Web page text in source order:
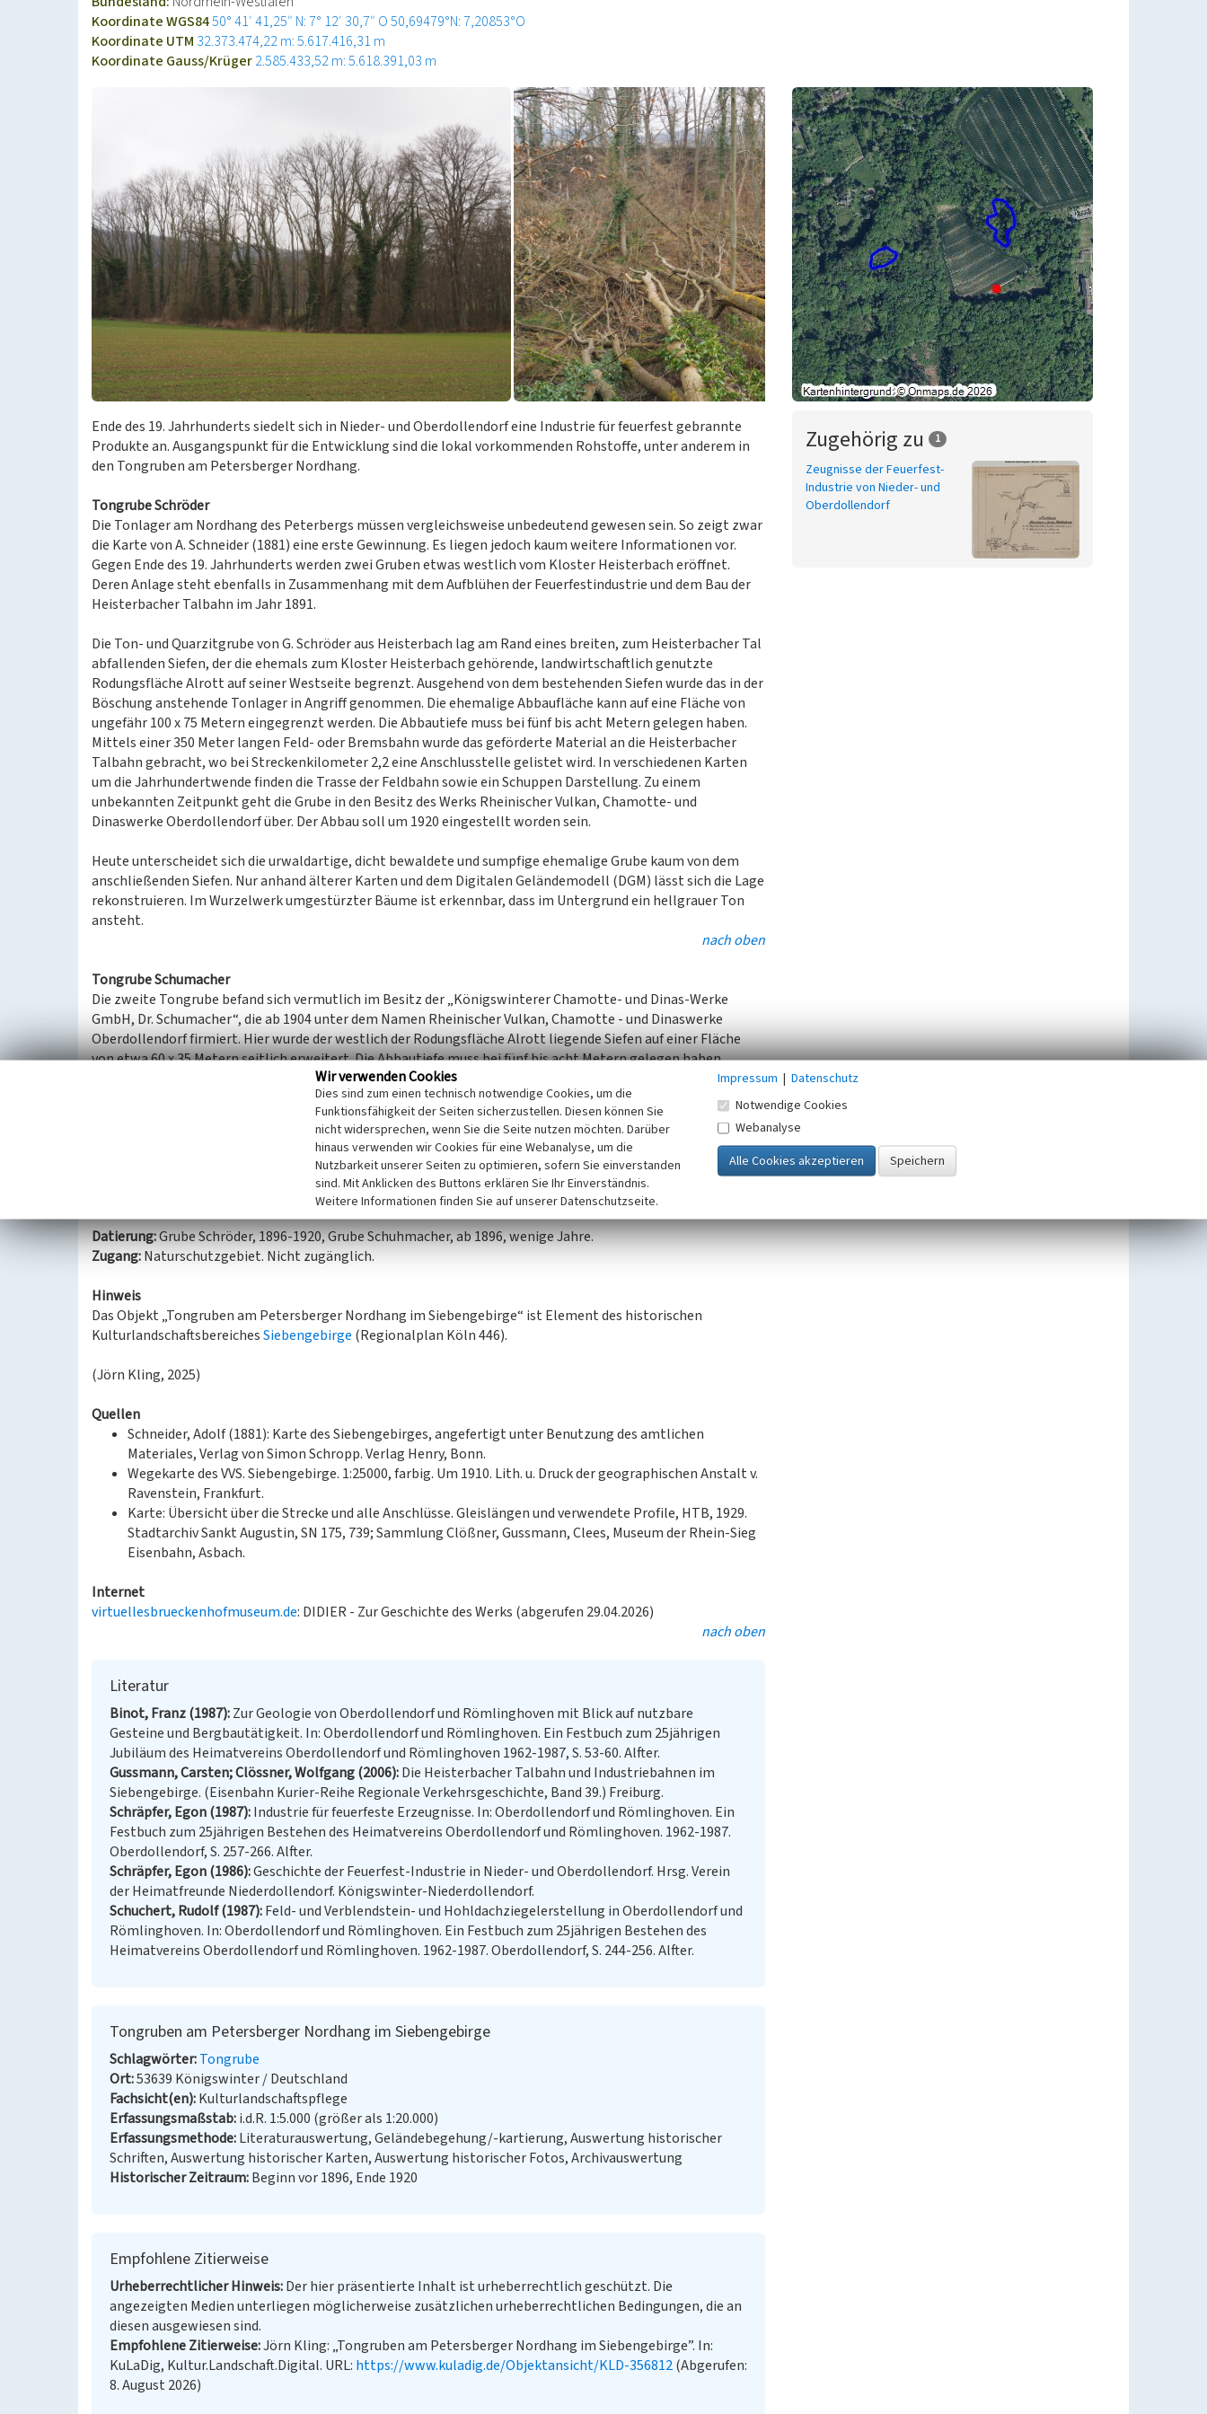
Koordinate WGS8450° 41′ 41,25″ N: 7° 12′ 30,7″ O50,69479°N: 7,20853°O
Koordinate UTM 32.373.474,22 m: 5.617.416,31 m
Koordinate Gauss/Krüger2.585.433,52 m: 5.618.391,03 m
Ende des 19. Jahrhunderts siedelt sich in Nieder- und Oberdollendorf eine Industrie für feuerfest gebrannte
Produkte an. Ausgangspunkt für die Entwicklung sind die lokal vorkommenden Rohstoffe, unter anderem in
den Tongruben am Petersberger Nordhang.
Tongrube Schröder
Die Tonlager am Nordhang des Peterbergs müssen vergleichsweise unbedeutend gewesen sein. So zeigt zwar
die Karte von A. Schneider (1881) eine erste Gewinnung. Es liegen jedoch kaum weitere Informationen vor.
Gegen Ende des 19. Jahrhunderts werden zwei Gruben etwas westlich vom Kloster Heisterbach eröffnet.
Deren Anlage steht ebenfalls in Zusammenhang mit dem Aufblühen der Feuerfestindustrie und dem Bau der
Heisterbacher Talbahn im Jahr 1891.
Die Ton- und Quarzitgrube von G. Schröder aus Heisterbach lag am Rand eines breiten, zum Heisterbacher Tal
abfallenden Siefen, der die ehemals zum Kloster Heisterbach gehörende, landwirtschaftlich genutzte
Rodungsfläche Alrott auf seiner Westseite begrenzt. Ausgehend von dem bestehenden Siefen wurde das in der
Böschung anstehende Tonlager in Angriff genommen. Die ehemalige Abbaufläche kann auf eine Fläche von
ungefähr 100 x 75 Metern eingegrenzt werden. Die Abbautiefe muss bei fünf bis acht Metern gelegen haben.
Mittels einer 350 Meter langen Feld- oder Bremsbahn wurde das geförderte Material an die Heisterbacher
Talbahn gebracht, wo bei Streckenkilometer 2,2 eine Anschlusstelle gelistet wird. In verschiedenen Karten
um die Jahrhundertwende finden die Trasse der Feldbahn sowie ein Schuppen Darstellung. Zu einem
unbekannten Zeitpunkt geht die Grube in den Besitz des Werks Rheinischer Vulkan, Chamotte- und
Dinaswerke Oberdollendorf über. Der Abbau soll um 1920 eingestellt worden sein.
Heute unterscheidet sich die urwaldartige, dicht bewaldete und sumpfige ehemalige Grube kaum von dem
anschließenden Siefen. Nur anhand älterer Karten und dem Digitalen Geländemodell (DGM) lässt sich die Lage
rekonstruieren. Im Wurzelwerk umgestürzter Bäume ist erkennbar, dass im Untergrund ein hellgrauer Ton
ansteht.
nach oben
Tongrube Schumacher
Die zweite Tongrube befand sich vermutlich im Besitz der „Königswinterer Chamotte- und Dinas-Werke
GmbH, Dr. Schumacher“, die ab 1904 unter dem Namen Rheinischer Vulkan, Chamotte - und Dinaswerke
Oberdollendorf firmiert. Hier wurde der westlich der Rodungsfläche Alrott liegende Siefen auf einer Fläche
von etwa 60 x 35 Metern seitlich erweitert. Die Abbautiefe muss bei fünf bis acht Metern gelegen haben.
Mittels einer 300 Meter langen Feld- oder Bremsbahn wurde das geförderte Material an die
Heisterbacher
gebracht. Dort gab es bei Streckenkilometer 2,92 eine Anschlussstelle, die jedoch nur wenige Jahre
Heute ist die Lage der ehemaligen Grube in einem urwaldartigen, sumpfigen Gelände mit zahlreichen
umgestürzten Bäumen, vergleichbar mit der Grube Schröder, nur anhand älterer Karten und dem Digitalen
Geländemodell (DGM) zu lokalisieren. Nichts deutet noch auf den damaligen Abbau hin.
Datierung:Grube Schröder, 1896-1920, Grube Schuhmacher, ab 1896, wenige Jahre.
Zugang:Naturschutzgebiet. Nicht zugänglich.
Hinweis
Das Objekt „Tongruben am Petersberger Nordhang im Siebengebirge“ ist Element des historischen
KulturlandschaftsbereichesSiebengebirge (Regionalplan Köln 446).
(Jörn Kling, 2025)
Quellen
Schneider, Adolf (1881): Karte des Siebengebirges, angefertigt unter Benutzung des amtlichen
Materiales, Verlag von Simon Schropp. Verlag Henry, Bonn.
Wegekarte des VVS. Siebengebirge. 1:25000, farbig. Um 1910. Lith. u. Druck der geographischen Anstalt v.
Ravenstein, Frankfurt.
Karte: Übersicht über die Strecke und alle Anschlüsse. Gleislängen und verwendete Profile, HTB, 1929.
Stadtarchiv Sankt Augustin, SN 175, 739; Sammlung Clößner, Gussmann, Clees, Museum der Rhein-Sieg
Eisenbahn, Asbach.
Internet
virtuellesbrueckenhofmuseum.de: DIDIER - Zur Geschichte des Werks (abgerufen 29.04.2026)
nach oben
Literatur
Binot, Franz (1987) Zur Geologie von Oberdollendorf und Römlinghoven mit Blick auf nutzbare
Gesteine und Bergbautätigkeit. In: Oberdollendorf und Römlinghoven. Ein Festbuch zum 25jährigen
Jubiläum des Heimatvereins Oberdollendorf und Römlinghoven 1962-1987, S. 53-60. Alfter.
Gussmann, Carsten; Clössner, Wolfgang (2006) Die Heisterbacher Talbahn und Industriebahnen im
Siebengebirge. (Eisenbahn Kurier-Reihe Regionale Verkehrsgeschichte, Band 39.) Freiburg.
Schräpfer, Egon (1987) Industrie für feuerfeste Erzeugnisse. In: Oberdollendorf und Römlinghoven. Ein
Festbuch zum 25jährigen Bestehen des Heimatvereins Oberdollendorf und Römlinghoven. 1962-1987.
Oberdollendorf, S. 257-266. Alfter.
Schräpfer, Egon (1986) Geschichte der Feuerfest-Industrie in Nieder- und Oberdollendorf. Hrsg. Verein
der Heimatfreunde Niederdollendorf. Königswinter-Niederdollendorf.
Schuchert, Rudolf (1987) Feld- und Verblendstein- und Hohldachziegelerstellung in Oberdollendorf und
Römlinghoven. In: Oberdollendorf und Römlinghoven. Ein Festbuch zum 25jährigen Bestehen des
Heimatvereins Oberdollendorf und Römlinghoven. 1962-1987. Oberdollendorf, S. 244-256. Alfter.
Tongruben am Petersberger Nordhang im Siebengebirge
Schlagwörter Tongrube
Ort 53639 Königswinter / Deutschland
Fachsicht(en) Kulturlandschaftspflege
Erfassungsmaßstab i.d.R. 1:5.000 (größer als 1:20.000)
Erfassungsmethode Literaturauswertung, Geländebegehung/-kartierung, Auswertung historischer
Schriften, Auswertung historischer Karten, Auswertung historischer Fotos, Archivauswertung
Historischer Zeitraum Beginn vor 1896, Ende 1920
Empfohlene Zitierweise
Urheberrechtlicher Hinweis Der hier präsentierte Inhalt ist urheberrechtlich geschützt. Die
angezeigten Medien unterliegen möglicherweise zusätzlichen urheberrechtlichen Bedingungen, die an
diesen ausgewiesen sind.
Empfohlene Zitierweise Jörn Kling: „Tongruben am Petersberger Nordhang im Siebengebirge”. In:
KuLaDig, Kultur.Landschaft.Digital. URL: https://www.kuladig.de/Objektansicht/KLD-356812(Abgerufen:
8. August 2026)
Zugehörig zu 1
Zeugnisse der Feuerfest-
Industrie von Nieder- und
Oberdollendorf
Wir verwenden Cookies
Dies sind zum einen technisch notwendige Cookies, um die
Funktionsfähigkeit der Seiten sicherzustellen. Diesen können Sie
nicht widersprechen, wenn Sie die Seite nutzen möchten. Darüber
hinaus verwenden wir Cookies für eine Webanalyse, um die
Nutzbarkeit unserer Seiten zu optimieren, sofern Sie einverstanden
sind. Mit Anklicken des Buttons erklären Sie Ihr Einverständnis.
Weitere Informationen finden Sie auf unserer Datenschutzseite.
Impressum | Datenschutz
Notwendige Cookies
Webanalyse